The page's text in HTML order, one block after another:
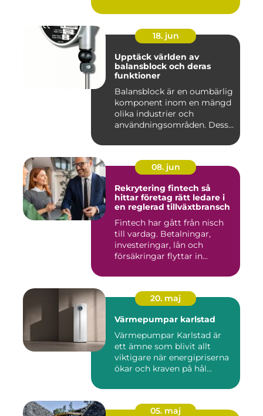
18. jun
Upptäck världen av
balansblock och deras
funktioner
Balansblock är en oumbärlig
komponent inom en mängd
olika industrier och
användningsområden. Dessa
08. jun
Rekrytering fintech så
hittar företag rätt ledare i
en reglerad tillväxtbransch
Fintech har gått från nisch
till vardag. Betalningar,
investeringar, lån och
försäkringar flyttar in...
20. maj
Värmepumpar karlstad
Värmepumpar Karlstad är
ett ämne som blivit allt
viktigare när energipriserna
ökar och kraven på hål...
05. maj